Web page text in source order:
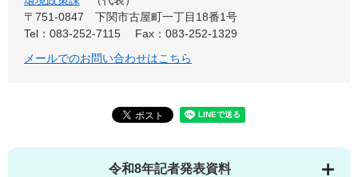
〒751-0847
下関市古屋町一丁目18番1号
Tel：083-252-7115
Fax：083-252-1329
メールでのお問い合わせはこちら
令和8年記者発表資料